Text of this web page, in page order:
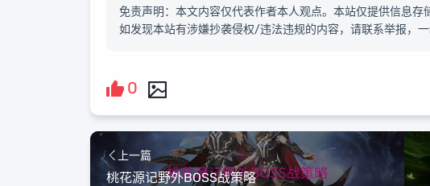
免责声明：本文内容仅代表作者本人观点。本站仅提供信息存
如发现本站有涉嫌抄袭侵权/违法违规的内容，请联系举报，一
0
上一篇
桃花源记野外BOSS战策略